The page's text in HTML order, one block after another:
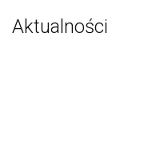
Aktualności